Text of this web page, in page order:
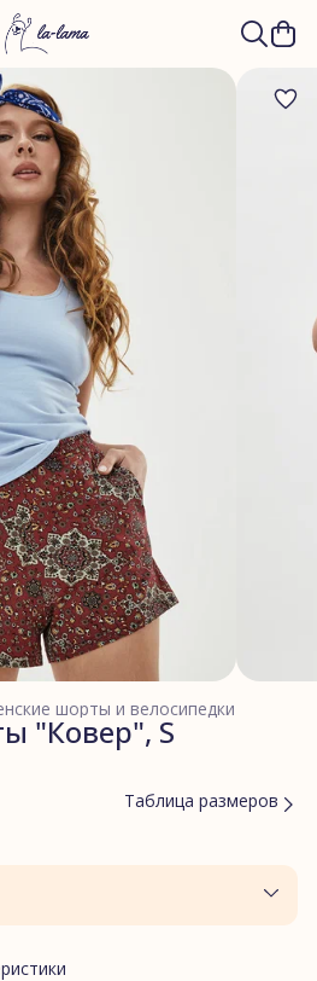
шорты и велосипедки
"Ковер", S
Таблица размеров